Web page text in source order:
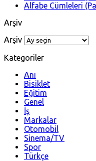
Alfabe Cümleleri
Arşiv
Arşiv
Kategoriler
Anı
Bisiklet
Eğitim
Genel
İş
Markalar
Otomobil
Sinema/TV
Spor
Türkçe